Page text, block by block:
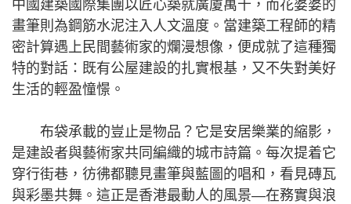
中國建築國際集團以匠心築就廣廈萬千，而花婆婆的
畫筆則為鋼筋水泥注入人文溫度。當建築工程師的精
密計算遇上民間藝術家的爛漫想像，便成就了這種獨
特的對話：既有公屋建設的扎實根基，又不失對美好
生活的輕盈憧憬。
布袋承載的豈止是物品？它是安居樂業的縮影，
是建設者與藝術家共同編織的城市詩篇。每次提着它
穿行街巷，彷彿都聽見畫筆與藍圖的唱和，看見磚瓦
與彩墨共舞。這正是香港最動人的風景—在務實與浪